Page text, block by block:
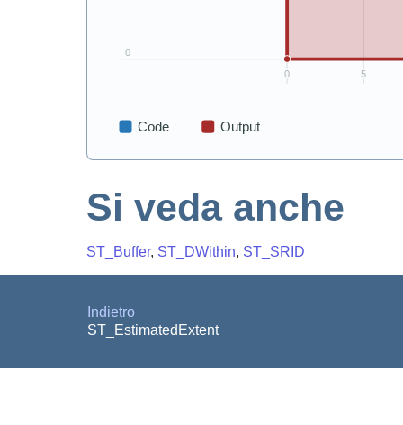
Si veda anche
ST_Buffer, ST_DWithin, ST_SRID
Indietro
ST_EstimatedExtent